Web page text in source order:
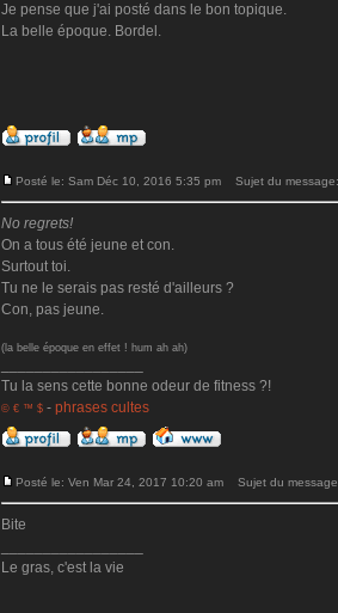
Je pense que j'ai posté dans le bon topique.
La belle époque. Bordel.
Posté le: Sam Déc 10, 2016 5:35 pm Sujet du message:
No regrets!
On a tous été jeune et con.
Surtout toi.
Tu ne le serais pas resté d'ailleurs ?
Con, pas jeune.
(la belle époque en effet ! hum ah ah)
Tu la sens cette bonne odeur de fitness ?!
© € ™ $ - phrases cultes
Posté le: Ven Mar 24, 2017 10:20 am Sujet du
Bite
Le gras, c'est la vie